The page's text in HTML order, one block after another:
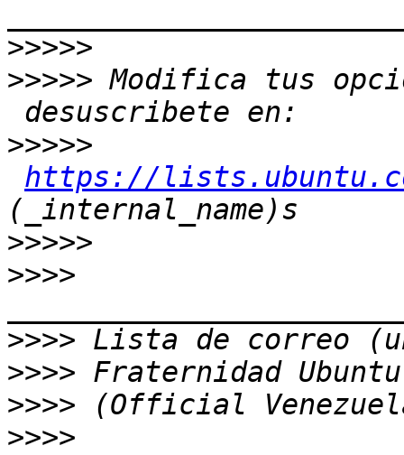
>>>>>
>>>>> Modifica tus
>>>>>
https://
>>>>>
>>>>
>>>>
>>>>
>>>>
>>>>